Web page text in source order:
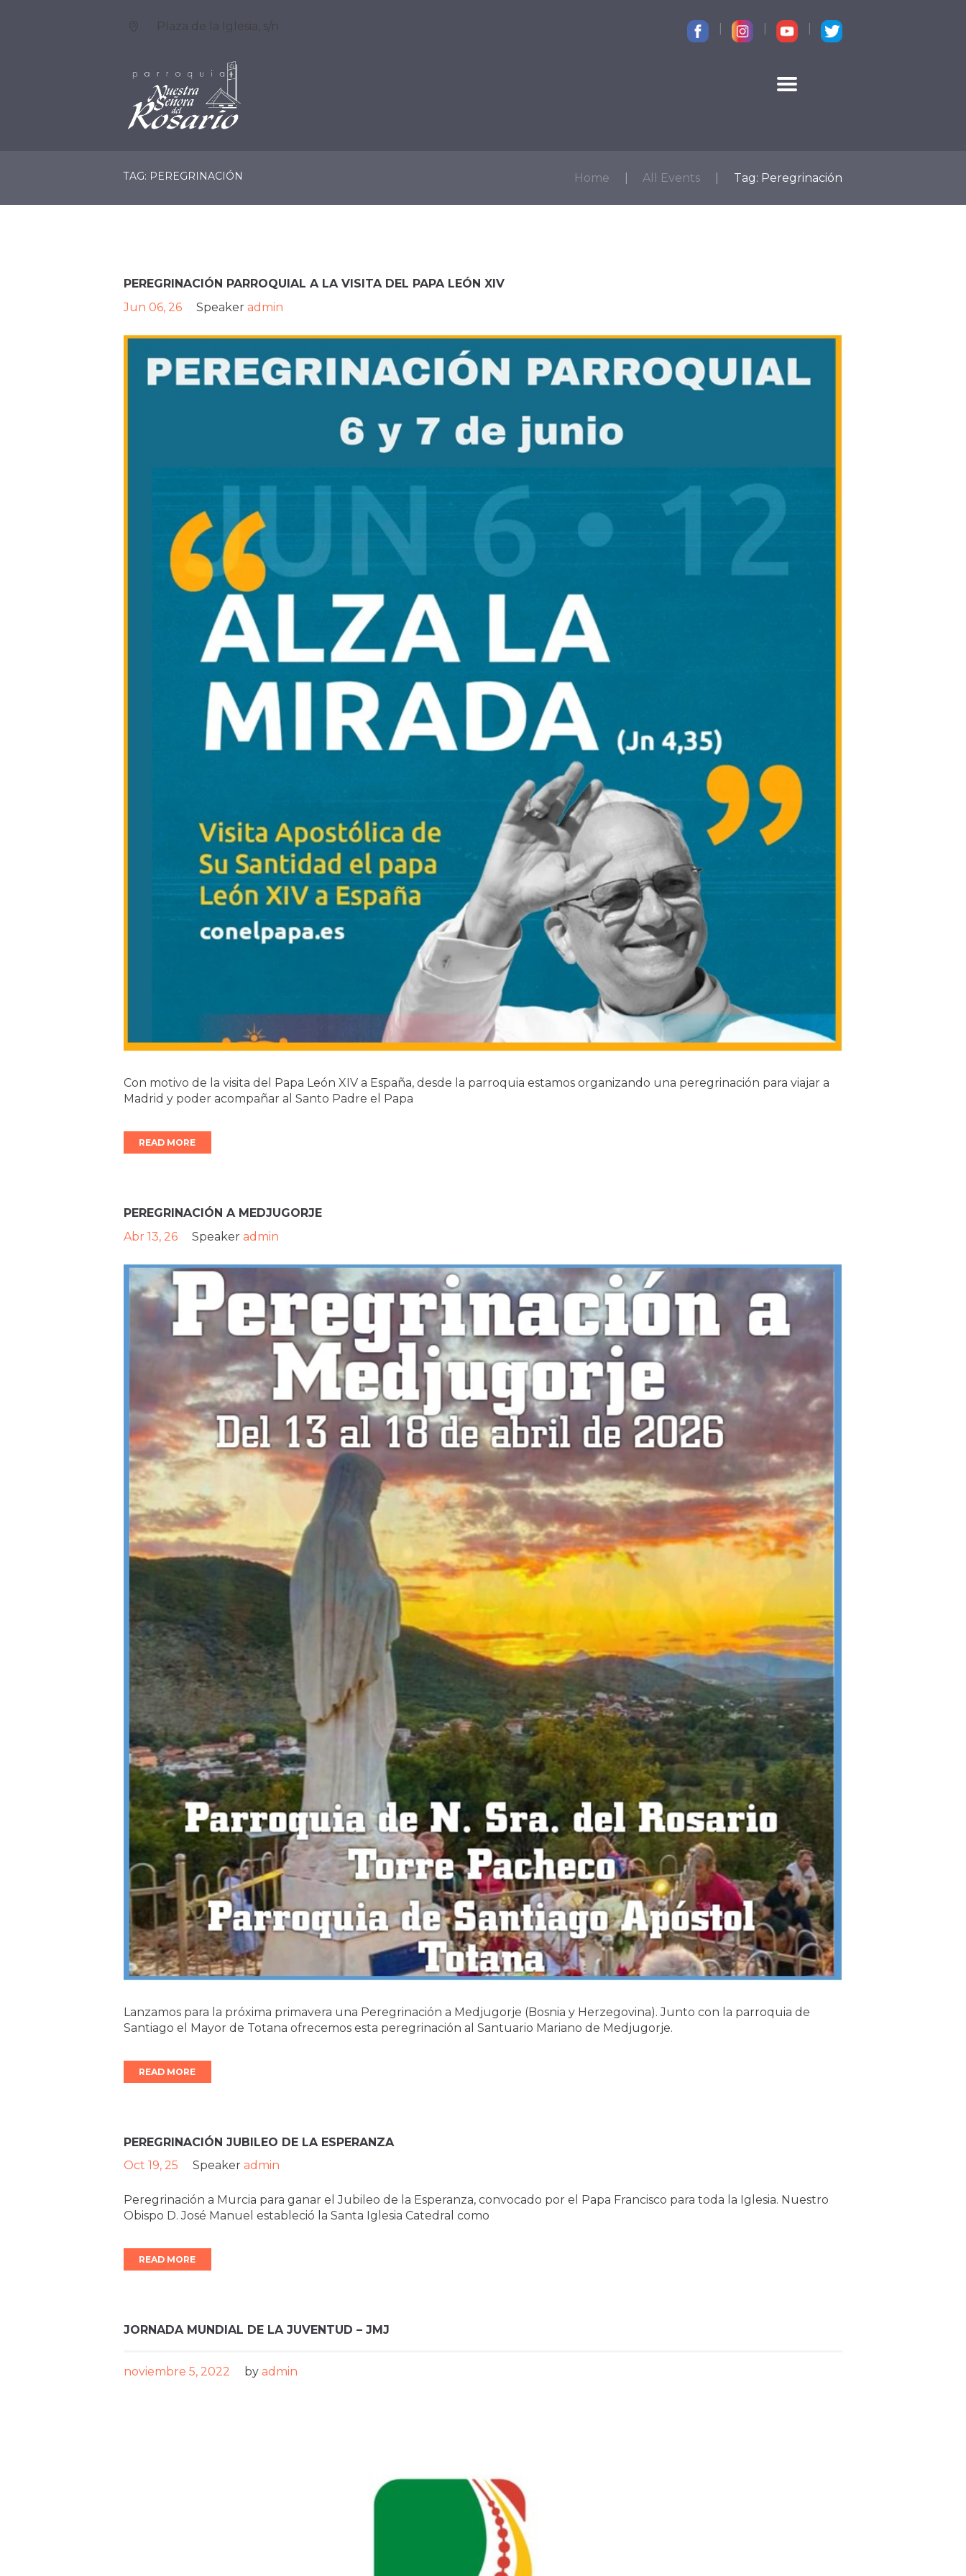
Plaza de la Iglesia, s/n
LA PARROQUIA
TAG: PEREGRINACIÓN Home All Events Tag: Peregrinación
PEREGRINACIÓN PARROQUIAL A LA VISITA DEL PAPA LEÓN XIV
Jun 06, 26
Speaker admin
Con motivo de la visita del Papa León XIV a España, desde la parroquia estamos organizando una peregrinación para viajar a
Madrid y poder acompañar al Santo Padre el Papa
READ MORE
PEREGRINACIÓN A MEDJUGORJE
Abr 13, 26
Speaker admin
Lanzamos para la próxima primavera una Peregrinación a Medjugorje (Bosnia y Herzegovina). Junto con la parroquia de
Santiago el Mayor de Totana ofrecemos esta peregrinación al Santuario Mariano de Medjugorje.
READ MORE
PEREGRINACIÓN JUBILEO DE LA ESPERANZA
Oct 19, 25
Speaker admin
Peregrinación a Murcia para ganar el Jubileo de la Esperanza, convocado por el Papa Francisco para toda la Iglesia. Nuestro
Obispo D. José Manuel estableció la Santa Iglesia Catedral como
READ MORE
JORNADA MUNDIAL DE LA JUVENTUD – JMJ
noviembre 5, 2022 by admin